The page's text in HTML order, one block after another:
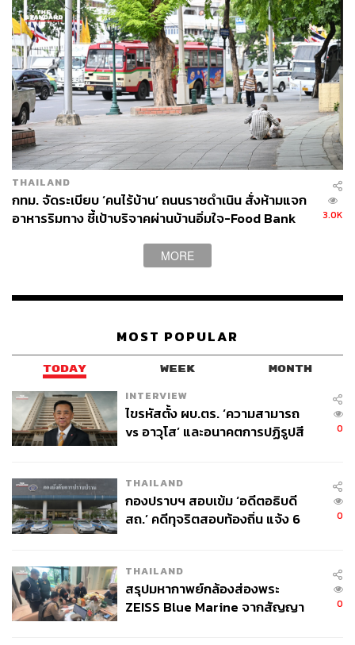
เย็นตรงจากโรงงาน [ADVERTORIAL]
THAILAND
กทม. จัดระเบียบ ‘คนไร้บ้าน’ ถนนราชดำเนิน สั่งห้ามแจก
อาหารริมทาง ชี้เป้าบริจาคผ่านบ้านอิ่มใจ-Food Bank
3.0K
MORE
MOST POPULAR
TODAY WEEK MONTH
INTERVIEW
ไขรหัสตั้ง ผบ.ตร. ‘ความสามารถ
vs อาวุโส’ และอนาคตการปฏิรูปสี
0
THAILAND
กองปราบฯ สอบเข้ม ‘อดีตอธิบดี
สถ.’ คดีทุจริตสอบท้องถิ่น แจ้ง 6
0
THAILAND
สรุปมหากาพย์กล้องส่องพระ
ZEISS Blue Marine จากสัญญา
0